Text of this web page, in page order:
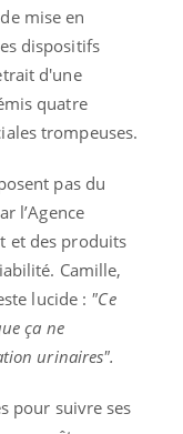
mise en
dispositifs
d'une
quatre
trompeuses.
pas du
l’Agence
et des produits
Camille,
lucide : "Ce
ça ne
urinaires".
pour suivre ses